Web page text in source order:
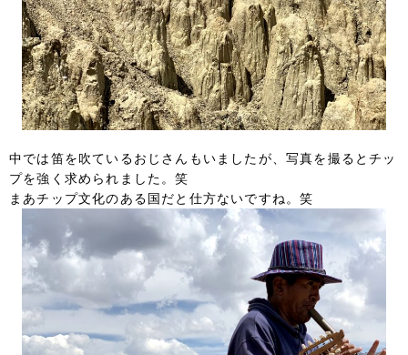
中では笛を吹ているおじさんもいましたが、写真を撮るとチッ
プを強く求められました。笑
まあチップ文化のある国だと仕方ないですね。笑